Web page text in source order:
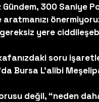
300 Saniye
yere
kafanızdaki soru
Bursa L'alibi
değil, “neden